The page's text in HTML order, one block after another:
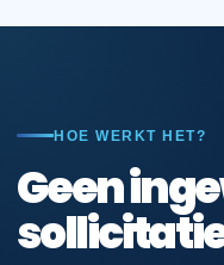
HOE WERKT HET?
Geen